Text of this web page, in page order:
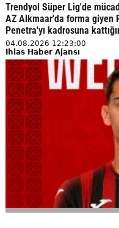
Trendyol Süper Lig'de
AZ Alkmaar'da forma giyen
Penetra'yı kadrosuna
04.08.2026 12:23:00
İhlas Haber Ajansı